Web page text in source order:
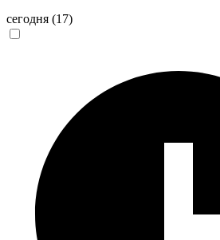
сегодня (17)